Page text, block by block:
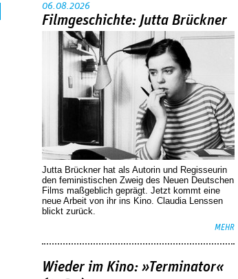
06.08.2026
Filmgeschichte: Jutta Brückner
Jutta Brückner hat als Autorin und Regisseurin
den feministischen Zweig des Neuen Deutschen
Films maßgeblich geprägt. Jetzt kommt eine
neue Arbeit von ihr ins Kino. Claudia Lenssen
blickt zurück.
MEHR
Wieder im Kino: »Terminator«